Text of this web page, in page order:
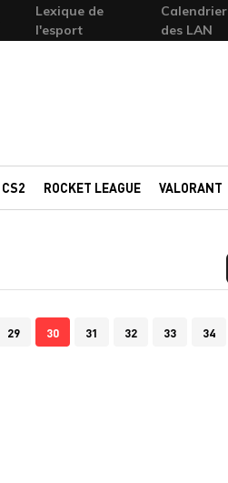
Lexique de
l'esport
Calendrier
des LAN
CS2 ROCKET LEAGUE VALORANT
29 30 31 32 33 34